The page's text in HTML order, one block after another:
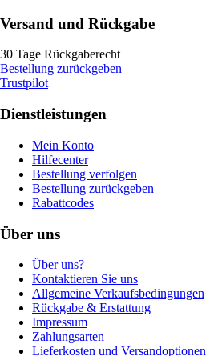
Versand und Rückgabe
30 Tage Rückgaberecht
Bestellung zurückgeben
Trustpilot
Dienstleistungen
Mein Konto
Hilfecenter
Bestellung verfolgen
Bestellung zurückgeben
Rabattcodes
Über uns
Über uns?
Kontaktieren Sie uns
Allgemeine Verkaufsbedingungen
Rückgabe & Erstattung
Impressum
Zahlungsarten
Lieferkosten und Versandoptionen